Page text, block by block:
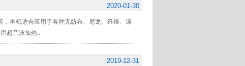
2020-01-30
本机适合应用于各种无纺布、尼龙、纤维、涤
超音波加热..
2019-12-31